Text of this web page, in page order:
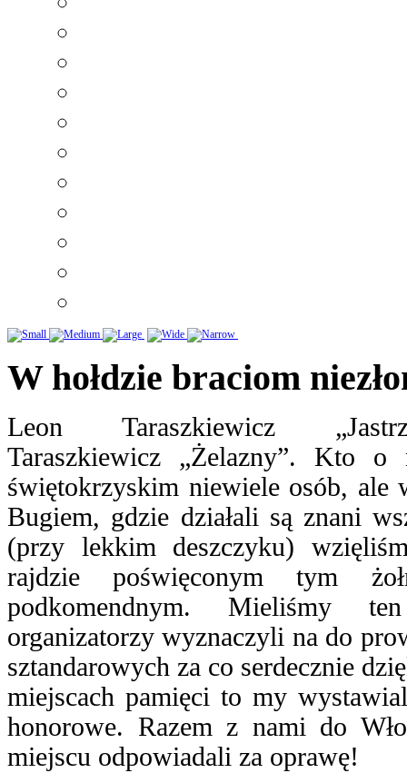
W hołdzie braciom
Leon Taraszkiewicz
Taraszkiewicz „Żelazny”. Kto o
świętokrzyskim niewiele osób, ale
Bugiem, gdzie działali są znani
(przy lekkim deszczyku)
rajdzie poświęconym tym
podkomendnym. Mieliśmy
organizatorzy wyznaczyli na do
sztandarowych za co serdecznie
miejscach pamięci to my
honorowe. Razem z nami do
miejscu odpowiadali za oprawę!